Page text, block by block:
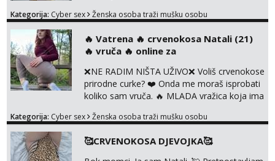
dovoljna radim i u paru i trojci s kolegicama,
uz slike i hot line pozive. Za vas sam
pripremila i slike s licem u raznim
kombinacijama isto kao i razna videa 😈
Volim kinky stvari i dominaciju 🤫 ...
Kategorija: Cyber sex Ženska osoba traži mušku osobu
‎️‍🔥 Vatrena ‎️‍🔥 crvenokosa Natali (21)
‎️‍🔥 vruča‎ ️‍🔥 online za
❌NE RADIM NIŠTA UŽIVO❌ Voliš crvenokose
prirodne curke? ❤️ Onda me moraš isprobati
koliko sam vruča.‎ ️‍🔥 MLADA vražica koja ima
prljave i u svemu vidim samo užitak. 💦 U
po svojoj mjeri. Sexi videa s kolegicama,
dečkom ili pak ja sama di se dovodim do
Kategorija: Cyber sex Ženska osoba traži mušku osobu
🥰CRVENOKOSA DJEVOJKA🥰